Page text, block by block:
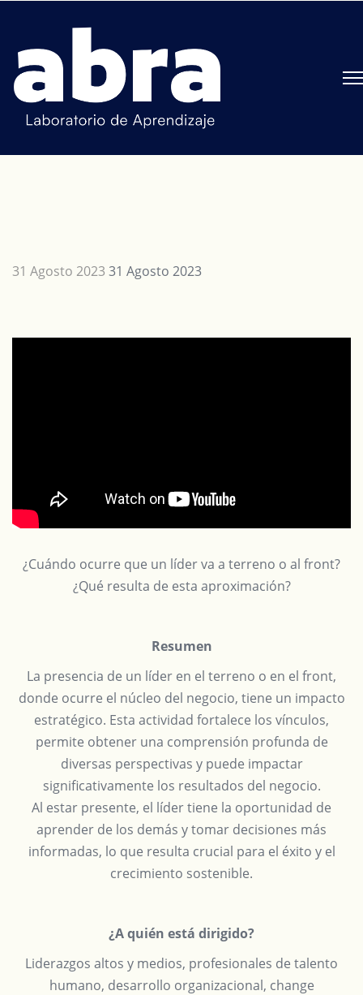
31 Agosto 2023 31 Agosto 2023
¿Cuándo ocurre que un líder va a terreno o al front?
¿Qué resulta de esta aproximación?
Resumen
La presencia de un líder en el terreno o en el front,
donde ocurre el núcleo del negocio, tiene un impacto
estratégico. Esta actividad fortalece los vínculos,
permite obtener una comprensión profunda de
diversas perspectivas y puede impactar
significativamente los resultados del negocio.
Al estar presente, el líder tiene la oportunidad de
aprender de los demás y tomar decisiones más
informadas, lo que resulta crucial para el éxito y el
crecimiento sostenible.
¿A quién está dirigido?
Liderazgos altos y medios, profesionales de talento
humano, desarrollo organizacional, change